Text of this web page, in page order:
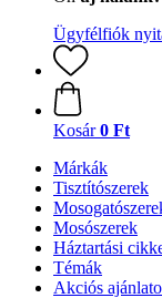
Ügyfélfiók
Kosár 0 Ft
Márkák
Tisztítószerek
Mosószerek
Háztartási
Témák
Akciós